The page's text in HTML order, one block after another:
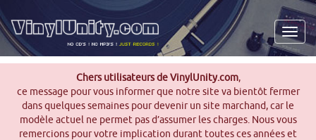
Chers utilisateurs de VinylUnity.com,
ce message pour vous informer que notre site va bientôt fermer
dans quelques semaines pour devenir un site marchand, car le
modèle actuel ne permet pas d’assumer les charges. Nous vous
remercions pour votre implication durant toutes ces années et